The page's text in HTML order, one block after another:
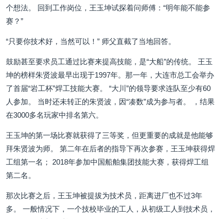
个想法。 回到工作岗位，王玉坤试探着问师傅：“明年能不能参
赛？”
“只要你技术好，当然可以！” 师父直截了当地回答。
鼓励甚至要求员工通过比赛来提高技能，是“大船”的传统。 王玉
坤的榜样朱贤波最早出现于1997年。那一年，大连市总工会举办
了首届“岩工杯”焊工技能大赛。 “大川”的领导要求连队至少有60
人参加。 当时还未转正的朱贤波，因“凑数”成为参与者。 ，结果
在3000多名玩家中排名第六。
王玉坤的第一场比赛就获得了三等奖，但更重要的成就是他能够
拜朱贤波为师。 第二年在后者的指导下再次参赛，王玉坤获得焊
工组第一名； 2018年参加中国船舶集团技能大赛，获得焊工组
第二名。
那次比赛之后，王玉坤被提拔为技术员，距离进厂也不过3年
多。 一般情况下，一个技校毕业的工人，从初级工人到技术员，